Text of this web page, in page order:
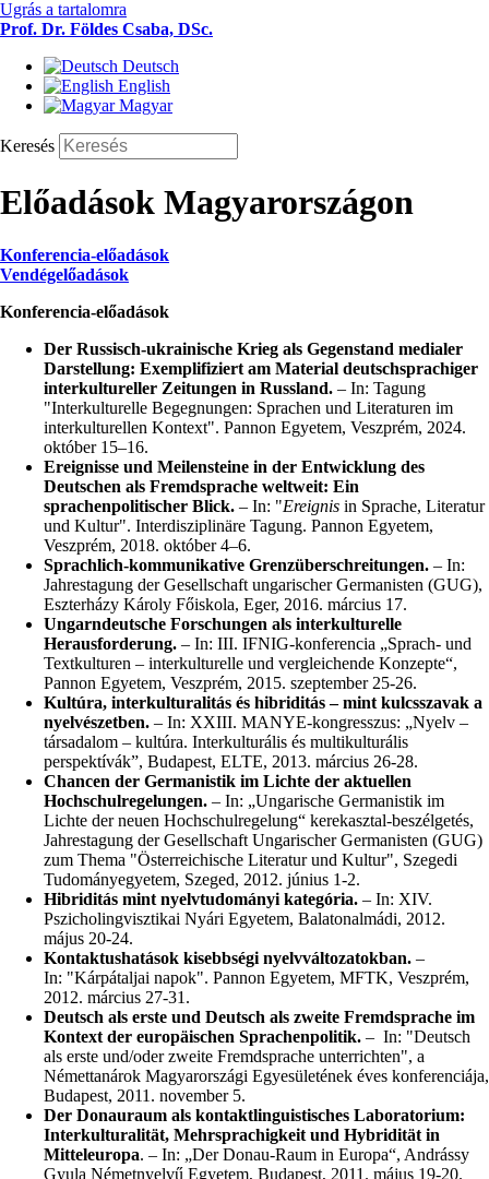
Ugrás a tartalomra
Prof. Dr. Földes Csaba, DSc.
Deutsch
English
Magyar
Keresés
Előadások Magyarországon
Konferencia-előadások
Vendégelőadások
Konferencia-előadások
Der Russisch-ukrainische Krieg als Gegenstand medialer
Darstellung: Exemplifiziert am Material deutschsprachiger
interkultureller Zeitungen in Russland. – In: Tagung
"Interkulturelle Begegnungen: Sprachen und Literaturen im
interkulturellen Kontext". Pannon Egyetem, Veszprém, 2024.
október 15–16.
Ereignisse und Meilensteine in der Entwicklung des
Deutschen als Fremdsprache weltweit: Ein
sprachenpolitischer Blick. – In: "Ereignis in Sprache, Literatur
und Kultur". Interdisziplinäre Tagung. Pannon Egyetem,
Veszprém, 2018. október 4–6.
Sprachlich-kommunikative Grenzüberschreitungen. – In:
Jahrestagung der Gesellschaft ungarischer Germanisten (GUG),
Eszterházy Károly Főiskola, Eger, 2016. március 17.
Ungarndeutsche Forschungen als interkulturelle
Herausforderung. – In: III. IFNIG-konferencia „Sprach- und
Textkulturen ‒ interkulturelle und vergleichende Konzepte“,
Pannon Egyetem, Veszprém, 2015. szeptember 25-26.
Kultúra, interkulturalitás és hibriditás – mint kulcsszavak a
nyelvészetben. – In: XXIII. MANYE-kongresszus: „Nyelv –
társadalom – kultúra. Interkulturális és multikulturális
perspektívák”, Budapest, ELTE, 2013. március 26-28.
Chancen der Germanistik im Lichte der aktuellen
Hochschulregelungen. – In: „Ungarische Germanistik im
Lichte der neuen Hochschulregelung“ kerekasztal-beszélgetés,
Jahrestagung der Gesellschaft Ungarischer Germanisten (GUG)
zum Thema "Österreichische Literatur und Kultur", Szegedi
Tudományegyetem, Szeged, 2012. június 1-2.
Hibriditás mint nyelvtudományi kategória. – In: XIV.
Pszicholingvisztikai Nyári Egyetem, Balatonalmádi, 2012.
május 20-24.
Kontaktushatások kisebbségi nyelvváltozatokban. –
In: "Kárpátaljai napok". Pannon Egyetem, MFTK, Veszprém,
2012. március 27-31.
Deutsch als erste und Deutsch als zweite Fremdsprache im
Kontext der europäischen Sprachenpolitik. – In: "Deutsch
als erste und/oder zweite Fremdsprache unterrichten", a
Némettanárok Magyarországi Egyesületének éves konferenciája,
Budapest, 2011. november 5.
Der Donauraum als kontaktlinguistisches Laboratorium:
Interkulturalität, Mehrsprachigkeit und Hybridität in
Mitteleuropa. – In: „Der Donau-Raum in Europa“, Andrássy
Gyula Németnyelvű Egyetem, Budapest, 2011. május 19-20.